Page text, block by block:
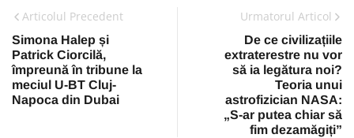
Articolul Precedent
Simona Halep și
Patrick Ciorcilă,
împreună în tribune la
meciul U-BT Cluj-
Napoca din Dubai
Urmatorul Articol
De ce civilizațiile
extraterestre nu vor
să ia legătura noi?
Teoria unui
astrofizician NASA:
„S-ar putea chiar să
fim dezamăgiți”